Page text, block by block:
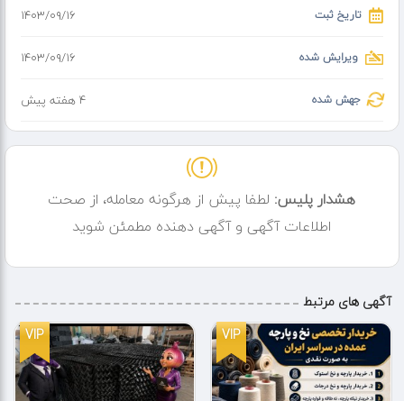
تاریخ ثبت ۱۴۰۳/۰۹/۱۶
ویرایش شده ۱۴۰۳/۰۹/۱۶
جهش شده 4 هفته پیش
هشدار پلیس: لطفا پیش از هرگونه معامله، از صحت
اطلاعات آگهی و آگهی دهنده مطمئن شوید
آگهی های مرتبط
VIP
VIP